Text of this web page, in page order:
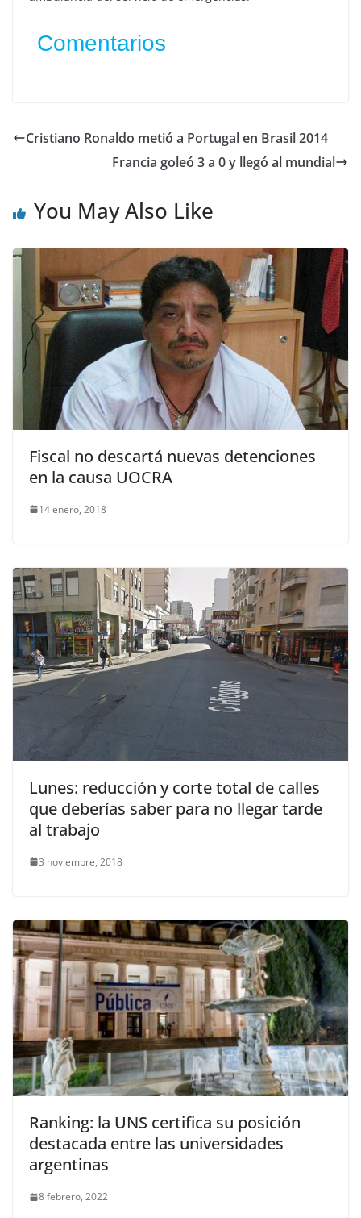
Comentarios
Cristiano Ronaldo metió a Portugal en Brasil 2014
Francia goleó 3 a 0 y llegó al mundial
You May Also Like
Fiscal no descartá nuevas detenciones
en la causa UOCRA
14 enero, 2018
Lunes: reducción y corte total de calles
que deberías saber para no llegar tarde
al trabajo
3 noviembre, 2018
Ranking: la UNS certifica su posición
destacada entre las universidades
argentinas
8 febrero, 2022